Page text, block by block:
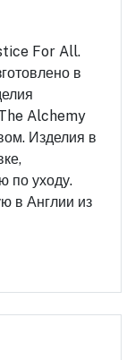
For All.
в
Alchemy
Изделия в
по уходу.
в Англии из